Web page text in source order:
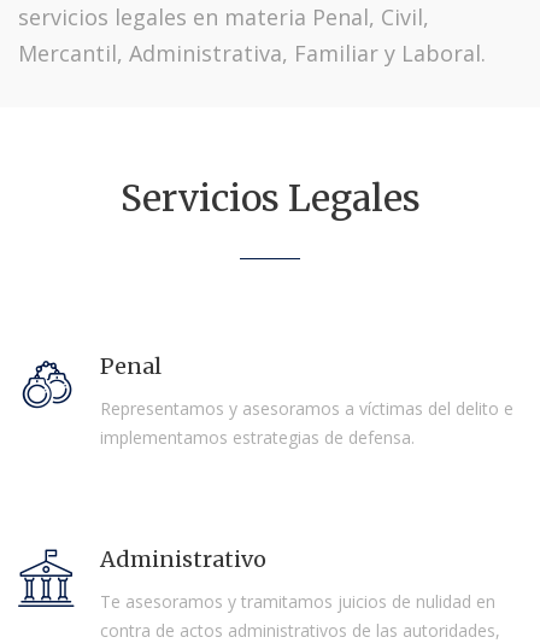
servicios legales en materia Penal, Civil,
Mercantil, Administrativa, Familiar y Laboral.
Servicios Legales
Penal
Representamos y asesoramos a víctimas del delito e
implementamos estrategias de defensa.
Administrativo
Te asesoramos y tramitamos juicios de nulidad en
contra de actos administrativos de las autoridades,